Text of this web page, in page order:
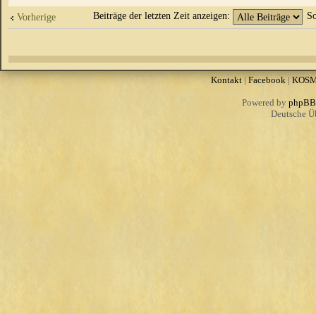
Vorherige Beiträge der letzten Zeit anzeigen:
Kontakt| Facebook |
Powered by phpBB
Deutsche